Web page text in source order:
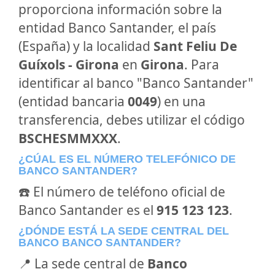
proporciona información sobre la
entidad Banco Santander, el país
(España) y la localidad Sant Feliu De
Guíxols - Girona en Girona. Para
identificar al banco "Banco Santander"
(entidad bancaria 0049) en una
transferencia, debes utilizar el código
BSCHESMMXXX.
¿CÚAL ES EL NÚMERO TELEFÓNICO DE
BANCO SANTANDER?
☎️ El número de teléfono oficial de
Banco Santander es el 915 123 123.
¿DÓNDE ESTÁ LA SEDE CENTRAL DEL
BANCO BANCO SANTANDER?
📍 La sede central de Banco